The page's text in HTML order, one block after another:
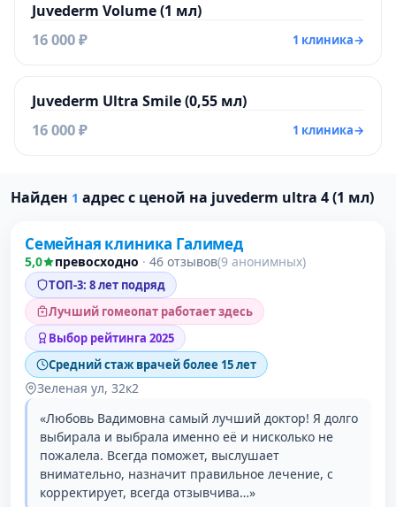
Juvederm Volume (1 мл)
16 000 ₽ 1 клиника→
Juvederm Ultra Smile (0,55 мл)
16 000 ₽ 1 клиника→
Найден 1 адрес с ценой на juvederm ultra 4 (1 мл)
Проверено давно
Семейная клиника Галимед
5,0 превосходно · 46 отзывов(9 анонимных)
ТОП-3: 8 лет подряд
Лучший гомеопат работает здесь
Выбор рейтинга 2025
Средний стаж врачей более 15 лет
Зеленая ул, 32к2
«Любовь Вадимовна самый лучший доктор! Я долго
выбирала и выбрала именно её и нисколько не
пожалела. Всегда поможет, выслушает
внимательно, назначит правильное лечение, с
корректирует, всегда отзывчива…»